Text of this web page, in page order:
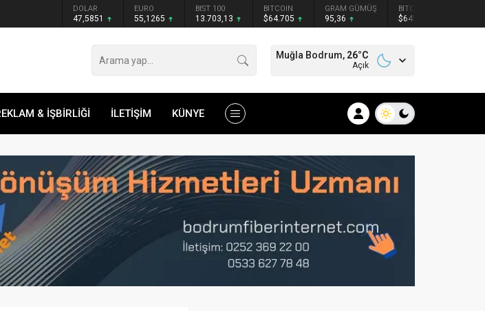
DOLAR
47,5851
EURO
55,1265
BIST 100
13.703,13
BITCOIN
$64.705
GRAM GÜMÜŞ
95,36
BITCOIN
$64594
Muğla Bodrum, 26°C
Açık
& İŞBİRLİĞİ İLETİŞİM KÜNYE